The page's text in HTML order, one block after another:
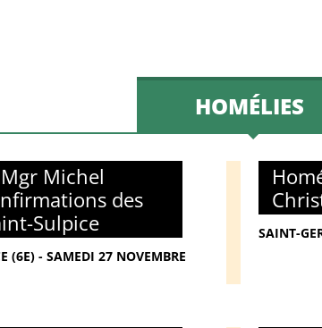
HOMÉLIES
Michel
des
Sulpice
(6E) - SAMEDI 27 NOVEMBRE
SAINT-